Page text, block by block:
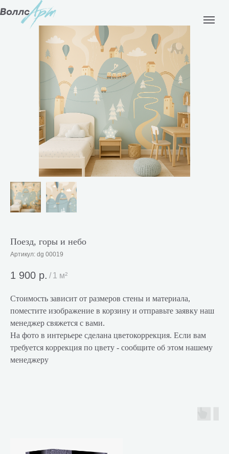
Поезд, горы и небо
Артикул: dg 00019
1 900 р. / 1 м²
Стоимость зависит от размеров стены и материала,
поместите изображение в корзину и отправьте заявку наш
менеджер свяжется с вами.
На фото в интерьере сделана цветокоррекция. Если вам
требуется коррекция по цвету - сообщите об этом нашему
менеджеру